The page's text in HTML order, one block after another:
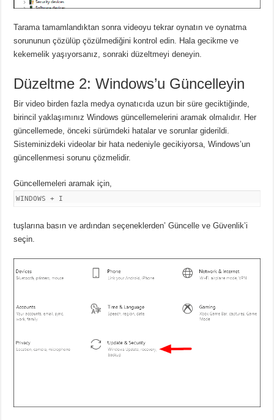
Tarama tamamlandıktan sonra videoyu tekrar oynatın ve oynatma
sorununun çözülüp çözülmediğini kontrol edin. Hala gecikme ve
kekemelik yaşıyorsanız, sonraki düzeltmeyi deneyin.
Düzeltme 2: Windows’u Güncelleyin
Bir video birden fazla medya oynatıcıda uzun bir süre geciktiğinde,
birincil yaklaşımınız Windows güncellemelerini aramak olmalıdır. Her
güncellemede, önceki sürümdeki hatalar ve sorunlar giderildi.
Sisteminizdeki videolar bir hata nedeniyle gecikiyorsa, Windows’un
güncellenmesi sorunu çözmelidir.
Güncellemeleri aramak için,
WINDOWS + I
tuşlarına basın ve ardından seçeneklerden’ Güncelle ve Güvenlik’i
seçin.